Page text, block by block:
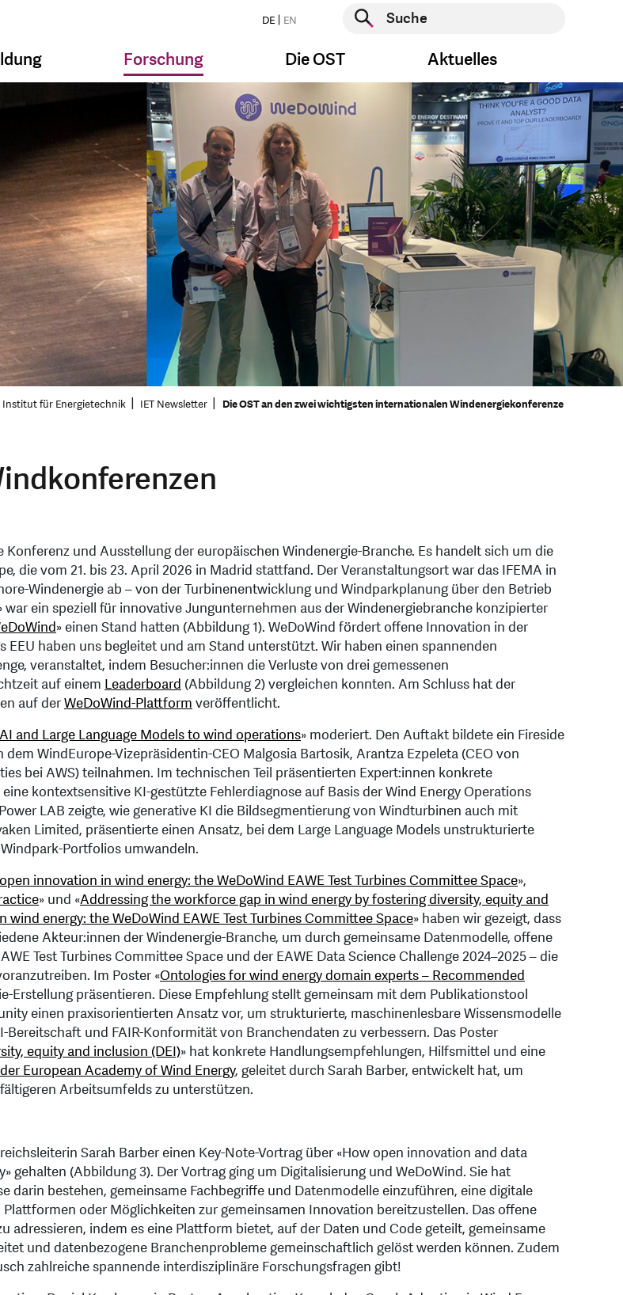
DE EN
Suche starten
Forschung Die OST Aktuelles
Institut für Energietechnik IET Newsletter Die OST an den zwei wichtigsten internationalen Windenergiekonferenze
Konferenz und Ausstellung der europäischen Windenergie-Branche. Es handelt sich um die
die vom 21. bis 23. April 2026 in Madrid stattfand. Der Veranstaltungsort war das IFEMA in
Windenergie ab – von der Turbinenentwicklung und Windparkplanung über den Betrieb
war ein speziell für innovative Jungunternehmen aus der Windenergiebranche konzipierter
» einen Stand hatten (Abbildung 1). WeDoWind fördert offene Innovation in der
haben uns begleitet und am Stand unterstützt. Wir haben einen spannenden
veranstaltet, indem Besucher:innen die Verluste von drei gemessenen
auf einem Leaderboard (Abbildung 2) vergleichen konnten. Am Schluss hat der
auf derWeDoWind-Plattform veröffentlicht.
and Large Language Models to wind operations» moderiert. Den Auftakt bildete ein Fireside
WindEurope-Vizepräsidentin-CEO Malgosia Bartosik, Arantza Ezpeleta (CEO von
bei AWS) teilnahmen. Im technischen Teil präsentierten Expert:innen konkrete
kontextsensitive KI-gestützte Fehlerdiagnose auf Basis der Wind Energy Operations
LAB zeigte, wie generative KI die Bildsegmentierung von Windturbinen auch mit
Limited, präsentierte einen Ansatz, bei dem Large Language Models unstrukturierte
Portfolios umwandeln.
innovation in wind energy: the WeDoWind EAWE Test Turbines Committee Space»,
» und «Addressing the workforce gap in wind energy by fostering diversity, equity and
energy: the WeDoWind EAWE Test Turbines Committee Space» haben wir gezeigt, dass
Akteur:innen der Windenergie-Branche, um durch gemeinsame Datenmodelle, offene
Test Turbines Committee Space und der EAWE Data Science Challenge 2024–2025 – die
Im Poster «Ontologies for wind energy domain experts – Recommended
Erstellung präsentieren. Diese Empfehlung stellt gemeinsam mit dem Publikationstool
einen praxisorientierten Ansatz vor, um strukturierte, maschinenlesbare Wissensmodelle
und FAIR-Konformität von Branchendaten zu verbessern. Das Poster
equity and inclusion (DEI)» hat konkrete Handlungsempfehlungen, Hilfsmittel und eine
European Academy of Wind Energy, geleitet durch Sarah Barber, entwickelt hat, um
Arbeitsumfelds zu unterstützen.
Sarah Barber einen Key-Note-Vortrag über «How open innovation and data
(Abbildung 3). Der Vortrag ging um Digitalisierung und WeDoWind. Sie hat
darin bestehen, gemeinsame Fachbegriffe und Datenmodelle einzuführen, eine digitale
oder Möglichkeiten zur gemeinsamen Innovation bereitzustellen. Das offene
adressieren, indem es eine Plattform bietet, auf der Daten und Code geteilt, gemeinsame
und datenbezogene Branchenprobleme gemeinschaftlich gelöst werden können. Zudem
zahlreiche spannende interdisziplinäre Forschungsfragen gibt!